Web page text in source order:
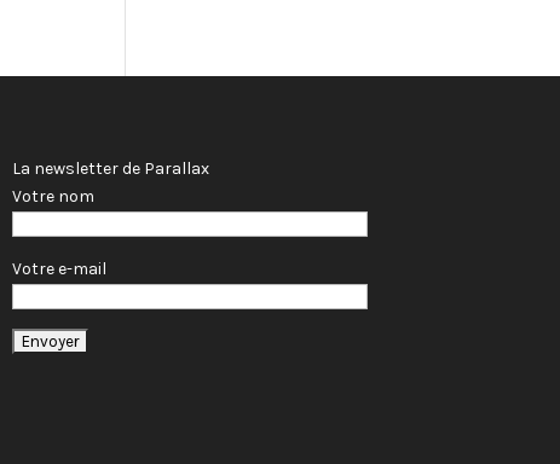
La newsletter de Parallax
Votre nom
Votre e-mail